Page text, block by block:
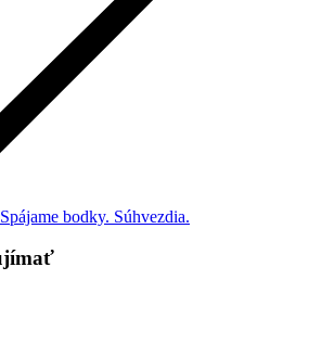
Spájame bodky. Súhvezdia.